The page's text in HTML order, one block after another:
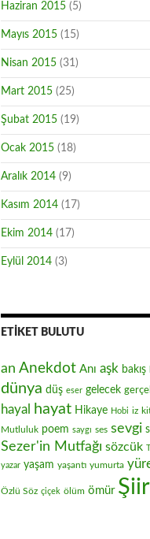
Haziran 2015 (5)
Mayıs 2015 (15)
Nisan 2015 (31)
Mart 2015 (25)
Şubat 2015 (19)
Ocak 2015 (18)
Aralık 2014 (9)
Kasım 2014 (17)
Ekim 2014 (17)
Eylül 2014 (3)
ETIKET BULUTU
an Anekdot Anı aşk bakış
dünya düş eser gelecek
hayal hayat Hikaye Hobi iz
Mutluluk poem saygı ses sevgi
Sezer'in Mutfağı sözcük
yazar yaşam yaşantı yumurta
Özlü Söz çiçek ölüm ömür Şiir